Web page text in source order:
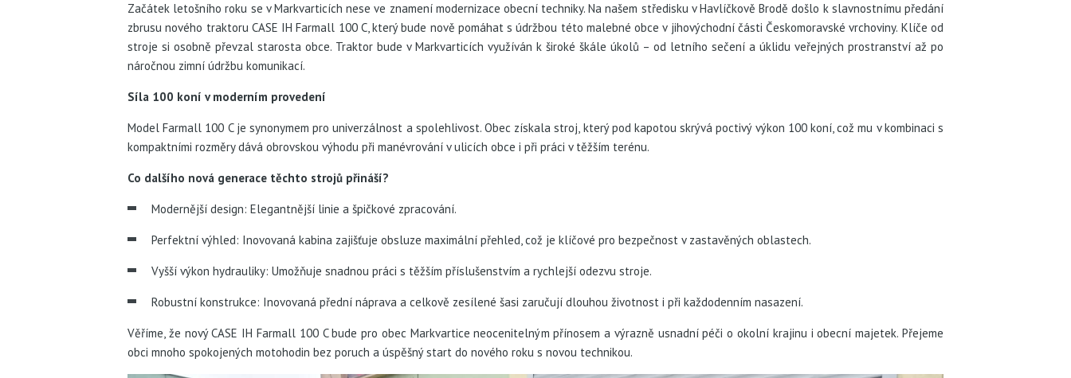
Začátek letošního roku se v Markvarticích nese ve znamení modernizace obecní techniky. Na našem středisku v Havlíčkově Brodě došlo k slavnostnímu předání
zbrusu nového traktoru CASE IH Farmall 100 C, který bude nově pomáhat s údržbou této malebné obce v jihovýchodní části Českomoravské vrchoviny. Klíče od
stroje si osobně převzal starosta obce. Traktor bude v Markvarticích využíván k široké škále úkolů – od letního sečení a úklidu veřejných prostranství až po
náročnou zimní údržbu komunikací.
Síla 100 koní v moderním provedení
Model Farmall 100 C je synonymem pro univerzálnost a spolehlivost. Obec získala stroj, který pod kapotou skrývá poctivý výkon 100 koní, což mu v kombinaci s
kompaktními rozměry dává obrovskou výhodu při manévrování v ulicích obce i při práci v těžším terénu.
Co dalšího nová generace těchto strojů přináší?
Modernější design: Elegantnější linie a špičkové zpracování.
Perfektní výhled: Inovovaná kabina zajišťuje obsluze maximální přehled, což je klíčové pro bezpečnost v zastavěných oblastech.
Vyšší výkon hydrauliky: Umožňuje snadnou práci s těžším příslušenstvím a rychlejší odezvu stroje.
Robustní konstrukce: Inovovaná přední náprava a celkově zesílené šasi zaručují dlouhou životnost i při každodenním nasazení.
Věříme, že nový CASE IH Farmall 100 C bude pro obec Markvartice neocenitelným přínosem a výrazně usnadní péči o okolní krajinu i obecní majetek. Přejeme
obci mnoho spokojených motohodin bez poruch a úspěšný start do nového roku s novou technikou.